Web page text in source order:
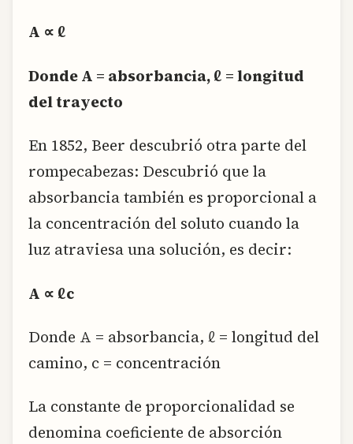
A ∝ ℓ
Donde A = absorbancia, ℓ = longitud
del trayecto
En 1852, Beer descubrió otra parte del
rompecabezas: Descubrió que la
absorbancia también es proporcional a
la concentración del soluto cuando la
luz atraviesa una solución, es decir:
A ∝ ℓc
Donde A = absorbancia, ℓ = longitud del
camino, c = concentración
La constante de proporcionalidad se
denomina coeficiente de absorción